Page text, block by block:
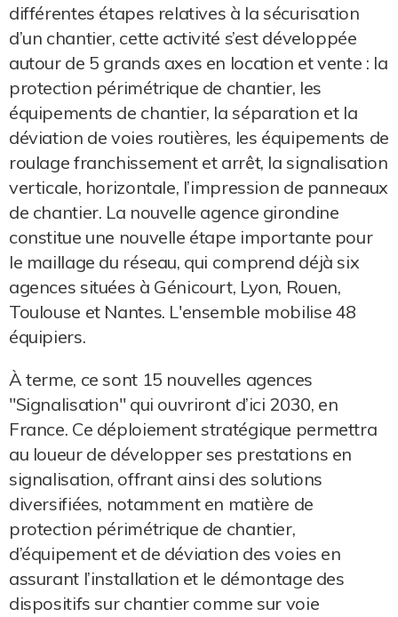
différentes étapes relatives à la sécurisation
d’un chantier, cette activité s’est développée
autour de 5 grands axes en location et vente : la
protection périmétrique de chantier, les
équipements de chantier, la séparation et la
déviation de voies routières, les équipements de
roulage franchissement et arrêt, la signalisation
verticale, horizontale, l’impression de panneaux
de chantier. La nouvelle agence girondine
constitue une nouvelle étape importante pour
le maillage du réseau, qui comprend déjà six
agences situées à Génicourt, Lyon, Rouen,
Toulouse et Nantes. L'ensemble mobilise 48
équipiers.
À terme, ce sont 15 nouvelles agences
"Signalisation" qui ouvriront d’ici 2030, en
France. Ce déploiement stratégique permettra
au loueur de développer ses prestations en
signalisation, offrant ainsi des solutions
diversifiées, notamment en matière de
protection périmétrique de chantier,
d’équipement et de déviation des voies en
assurant l’installation et le démontage des
dispositifs sur chantier comme sur voie